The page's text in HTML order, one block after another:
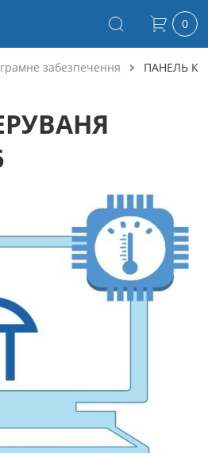
0
забезпечення ПАНЕЛЬ